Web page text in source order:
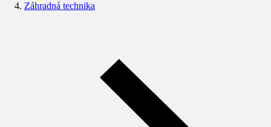
Záhradná technika